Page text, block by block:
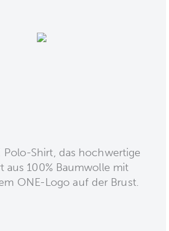
Polo-Shirt, das hochwertige
aus 100% Baumwolle mit
ONE-Logo auf der Brust.